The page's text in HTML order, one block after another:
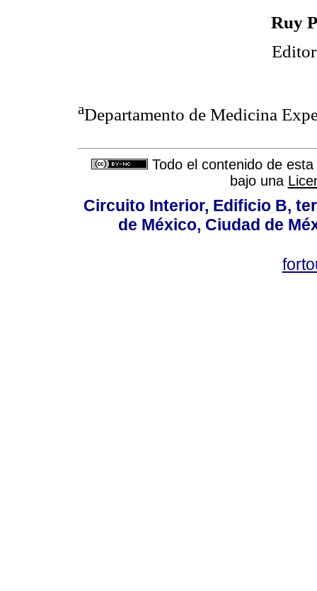
Ruy
aDepartamento de Medicina
Todo el contenido de
bajo una
Circuito Interior, Edificio B,
de México, Ciudad de